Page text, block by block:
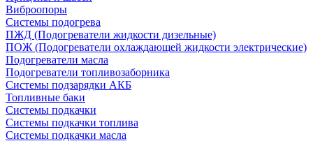
Виброопоры
Системы подогрева
ПЖД (Подогреватели жидкости дизельные)
ПОЖ (Подогреватели охлаждающей жидкости электрические)
Подогреватели масла
Подогреватели топливозаборника
Системы подзарядки АКБ
Топливные баки
Системы подкачки
Системы подкачки топлива
Системы подкачки масла